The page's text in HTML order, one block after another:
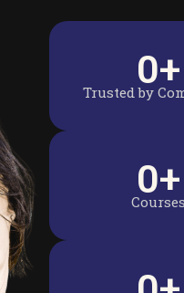
0+
Trusted by
0+
Courses